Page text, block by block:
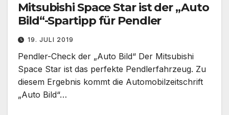
Mitsubishi Space Star ist der „Auto
Bild“-Spartipp für Pendler
19. JULI 2019
Pendler-Check der „Auto Bild“ Der Mitsubishi
Space Star ist das perfekte Pendlerfahrzeug. Zu
diesem Ergebnis kommt die Automobilzeitschrift
„Auto Bild“…